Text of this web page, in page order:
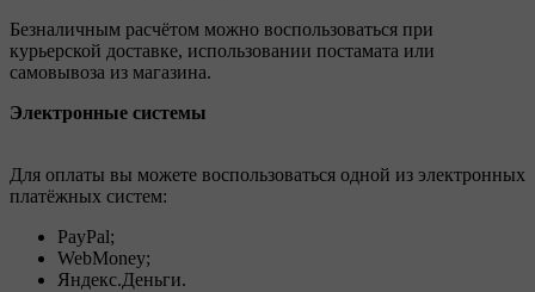
Безналичным расчётом можно воспользоваться при
курьерской доставке, использовании постамата или
самовывоза из магазина.
Электронные системы
Для оплаты вы можете воспользоваться одной из электронных
платёжных систем:
PayPal;
WebMoney;
Яндекс.Деньги.